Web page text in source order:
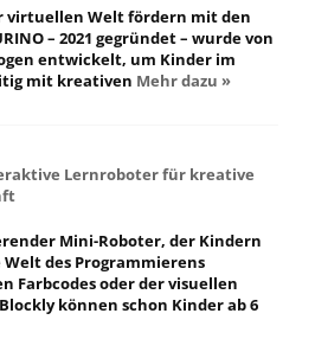
virtuellen Welt fördern mit den
– 2021 gegründet – wurde von
entwickelt, um Kinder im
mit kreativen Mehr dazu »
Lernroboter für kreative
Mini-Roboter, der Kindern
des Programmierens
Farbcodes oder der visuellen
können schon Kinder ab 6